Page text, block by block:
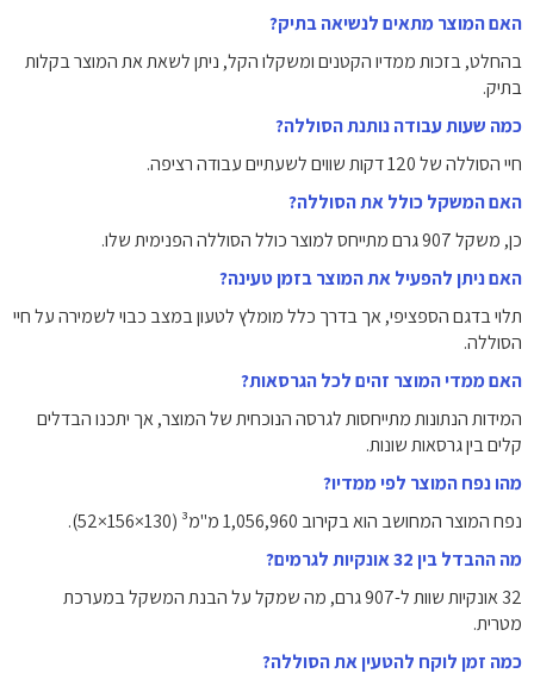
האם המוצר מתאים לנשיאה בתיק?
בהחלט, בזכות ממדיו הקטנים ומשקלו הקל, ניתן לשאת את המוצר בקלות
בתיק.
כמה שעות עבודה נותנת הסוללה?
חיי הסוללה של ‎120‎ דקות שווים לשעתיים עבודה רציפה.
האם המשקל כולל את הסוללה?
כן, משקל ‎907‎ גרם מתייחס למוצר כולל הסוללה הפנימית שלו.
האם ניתן להפעיל את המוצר בזמן טעינה?
תלוי בדגם הספציפי, אך בדרך כלל מומלץ לטעון במצב כבוי לשמירה על חיי
הסוללה.
האם ממדי המוצר זהים לכל הגרסאות?
המידות הנתונות מתייחסות לגרסה הנוכחית של המוצר, אך יתכנו הבדלים
קלים בין גרסאות שונות.
מהו נפח המוצר לפי ממדיו?
נפח המוצר המחושב הוא בקירוב ‎1,056,960‎ מ"מ³ (130×156×52).
מה ההבדל בין 32 אונקיות לגרמים?
32 אונקיות שוות ל-‎907‎ גרם, מה שמקל על הבנת המשקל במערכת
מטרית.
כמה זמן לוקח להטעין את הסוללה?